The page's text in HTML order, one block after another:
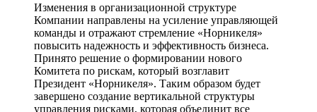
Изменения в организационной структуре
Компании направлены на усиление управляющей
команды и отражают стремление «Норникеля»
повысить надежность и эффективность бизнеса.
Принято решение о формировании нового
Комитета по рискам, который возглавит
Президент «Норникеля». Таким образом будет
завершено создание вертикальной структуры
управления рисками, которая объединит все